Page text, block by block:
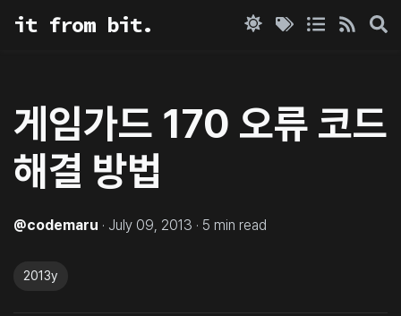
it from bit.
게임가드 170 오류 코드
해결 방법
@codemaru · July 09, 2013 · 5 min read
2013y